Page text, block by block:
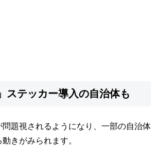
ステッカー導入の自治体も
題視されるようになり、一部の自治体
きがみられます。